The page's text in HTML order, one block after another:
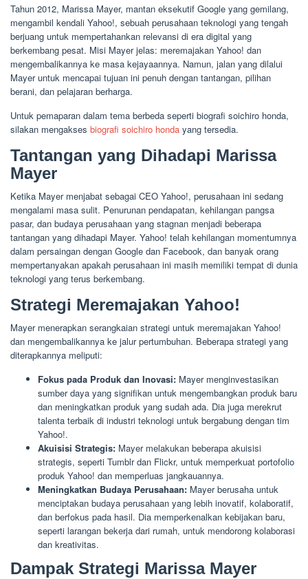
Tahun 2012, Marissa Mayer, mantan eksekutif Google yang gemilang,
mengambil kendali Yahoo!, sebuah perusahaan teknologi yang tengah
berjuang untuk mempertahankan relevansi di era digital yang
berkembang pesat. Misi Mayer jelas: meremajakan Yahoo! dan
mengembalikannya ke masa kejayaannya. Namun, jalan yang dilalui
Mayer untuk mencapai tujuan ini penuh dengan tantangan, pilihan
berani, dan pelajaran berharga.
Untuk pemaparan dalam tema berbeda seperti biografi soichiro honda,
silakan mengakses biografi soichiro honda yang tersedia.
Tantangan yang Dihadapi Marissa
Mayer
Ketika Mayer menjabat sebagai CEO Yahoo!, perusahaan ini sedang
mengalami masa sulit. Penurunan pendapatan, kehilangan pangsa
pasar, dan budaya perusahaan yang stagnan menjadi beberapa
tantangan yang dihadapi Mayer. Yahoo! telah kehilangan momentumnya
dalam persaingan dengan Google dan Facebook, dan banyak orang
mempertanyakan apakah perusahaan ini masih memiliki tempat di dunia
teknologi yang terus berkembang.
Strategi Meremajakan Yahoo!
Mayer menerapkan serangkaian strategi untuk meremajakan Yahoo!
dan mengembalikannya ke jalur pertumbuhan. Beberapa strategi yang
diterapkannya meliputi:
Fokus pada Produk dan Inovasi: Mayer menginvestasikan
sumber daya yang signifikan untuk mengembangkan produk baru
dan meningkatkan produk yang sudah ada. Dia juga merekrut
talenta terbaik di industri teknologi untuk bergabung dengan tim
Yahoo!.
Akuisisi Strategis: Mayer melakukan beberapa akuisisi
strategis, seperti Tumblr dan Flickr, untuk memperkuat portofolio
produk Yahoo! dan memperluas jangkauannya.
Meningkatkan Budaya Perusahaan: Mayer berusaha untuk
menciptakan budaya perusahaan yang lebih inovatif, kolaboratif,
dan berfokus pada hasil. Dia memperkenalkan kebijakan baru,
seperti larangan bekerja dari rumah, untuk mendorong kolaborasi
dan kreativitas.
Dampak Strategi Marissa Mayer